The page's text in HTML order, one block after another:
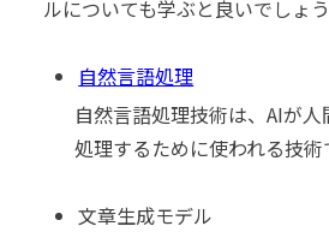
ルについても学ぶと良いでしょう
自然言語処理
自然言語処理技術は、AIが人
処理するために使われる技術
文章生成モデル